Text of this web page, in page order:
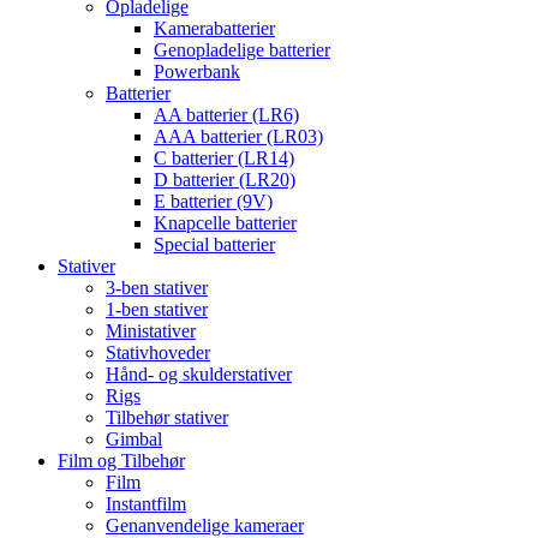
Opladelige
Kamerabatterier
Genopladelige batterier
Powerbank
Batterier
AA batterier (LR6)
AAA batterier (LR03)
C batterier (LR14)
D batterier (LR20)
E batterier (9V)
Knapcelle batterier
Special batterier
Stativer
3-ben stativer
1-ben stativer
Ministativer
Stativhoveder
Hånd- og skulderstativer
Rigs
Tilbehør stativer
Gimbal
Film og Tilbehør
Film
Instantfilm
Genanvendelige kameraer